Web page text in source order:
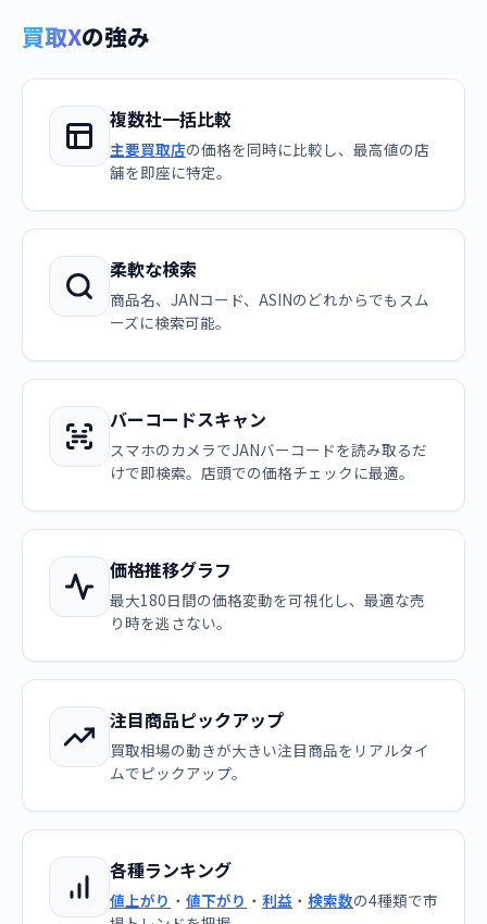
買取Xの強み
複数社一括比較
主要買取店の価格を同時に比較し、最高値の店
舗を即座に特定。
柔軟な検索
商品名、JANコード、ASINのどれからでもスム
ーズに検索可能。
バーコードスキャン
スマホのカメラでJANバーコードを読み取るだ
けで即検索。店頭での価格チェックに最適。
価格推移グラフ
最大180日間の価格変動を可視化し、最適な売
り時を逃さない。
注目商品ピックアップ
買取相場の動きが大きい注目商品をリアルタイ
ムでピックアップ。
各種ランキング
値上がり ・ 値下がり ・ 利益 ・ 検索数の4種類で市